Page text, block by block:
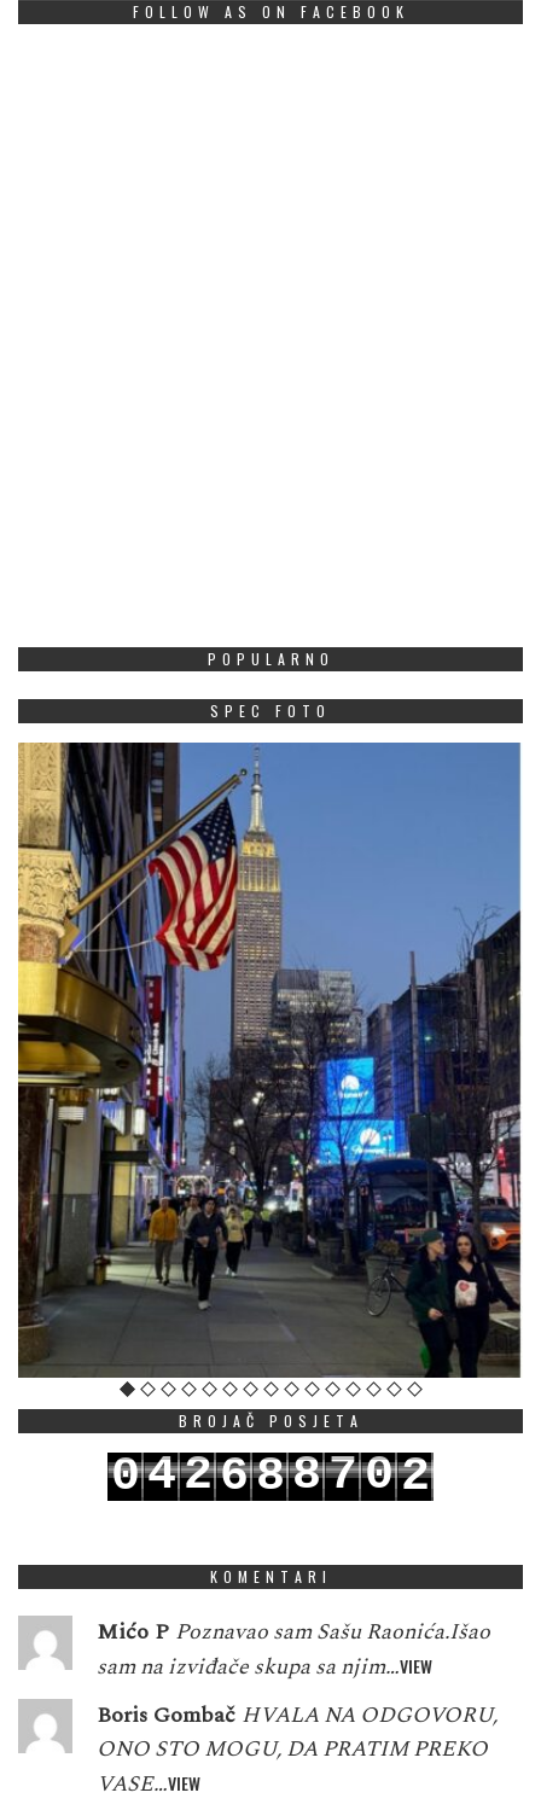
FOLLOW AS ON FACEBOOK
POPULARNO
SPEC FOTO
BROJAČ POSJETA
042688702
KOMENTARI
Mićo P Poznavao sam Sašu Raonića.Išao
sam na izviđače skupa sa njim…VIEW
Boris Gombač HVALA NA ODGOVORU,
ONO STO MOGU, DA PRATIM PREKO
VASE…VIEW